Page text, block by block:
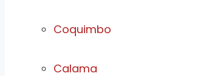
Coquimbo
Calama